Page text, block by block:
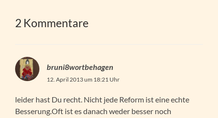
2 Kommentare
bruni8wortbehagen
12. April 2013 um 18:21 Uhr
leider hast Du recht. Nicht jede Reform ist eine echte
Besserung.Oft ist es danach weder besser noch